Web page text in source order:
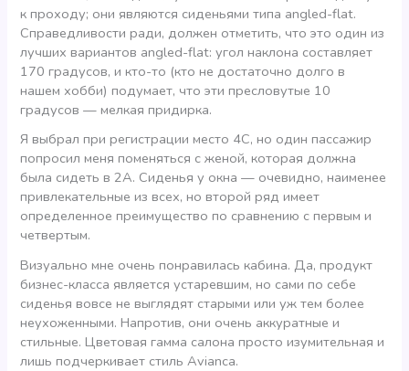
к проходу; они являются сиденьями типа angled-flat.
Справедливости ради, должен отметить, что это один из
лучших вариантов angled-flat: угол наклона составляет
170 градусов, и кто-то (кто не достаточно долго в
нашем хобби) подумает, что эти пресловутые 10
градусов — мелкая придирка.
Я выбрал при регистрации место 4С, но один пассажир
попросил меня поменяться с женой, которая должна
была сидеть в 2А. Сиденья у окна — очевидно, наименее
привлекательные из всех, но второй ряд имеет
определенное преимущество по сравнению с первым и
четвертым.
Визуально мне очень понравилась кабина. Да, продукт
бизнес-класса является устаревшим, но сами по себе
сиденья вовсе не выглядят старыми или уж тем более
неухоженными. Напротив, они очень аккуратные и
стильные. Цветовая гамма салона просто изумительная и
лишь подчеркивает стиль Avianca.